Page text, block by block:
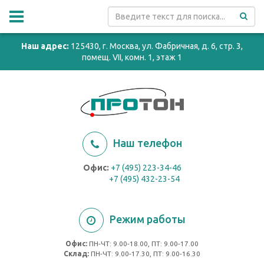
Наш адрес: 125430, г. Москва, ул. Фабричная, д. 6, стр. 3,
помещ. VII, комн. 1, этаж 1
Наш телефон
Офис: +7 (495) 223-34-46
+7 (495) 432-23-54
Режим работы
Офис: ПН-ЧТ: 9.00-18.00, ПТ: 9.00-17.00
Cклад: ПН-ЧТ: 9.00-17.30, ПТ: 9.00-16.30